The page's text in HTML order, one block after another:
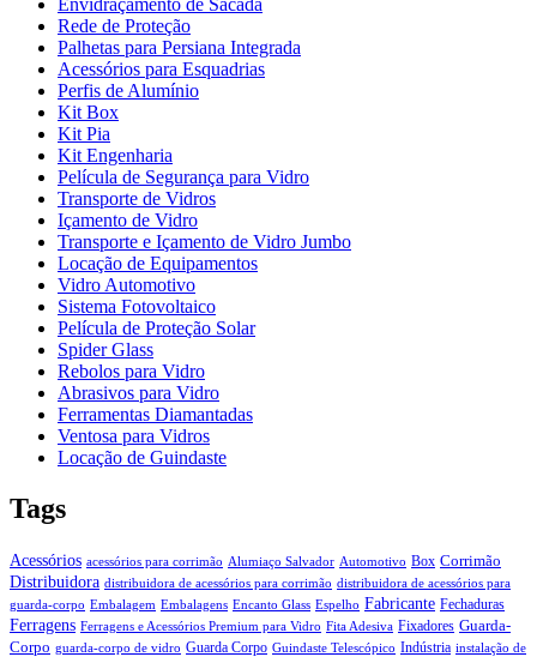
Envidraçamento de Sacada
Rede de Proteção
Palhetas para Persiana Integrada
Acessórios para Esquadrias
Perfis de Alumínio
Kit Box
Kit Pia
Kit Engenharia
Película de Segurança para Vidro
Transporte de Vidros
Içamento de Vidro
Transporte e Içamento de Vidro Jumbo
Locação de Equipamentos
Vidro Automotivo
Sistema Fotovoltaico
Película de Proteção Solar
Spider Glass
Rebolos para Vidro
Abrasivos para Vidro
Ferramentas Diamantadas
Ventosa para Vidros
Locação de Guindaste
Tags
Acessórios acessórios para corrimão Alumiaço Salvador Automotivo Box Corrimão
Distribuidora distribuidora de acessórios para corrimão distribuidora de acessórios para
guarda-corpo Embalagem Embalagens Encanto Glass Espelho Fabricante Fechaduras
Ferragens Ferragens e Acessórios Premium para Vidro Fita Adesiva Fixadores Guarda-
Corpo guarda-corpo de vidro Guarda Corpo Guindaste Telescópico Indústria instalação de